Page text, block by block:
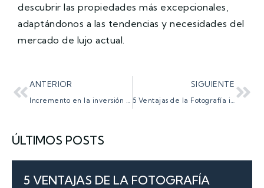
descubrir las propiedades más excepcionales,
adaptándonos a las tendencias y necesidades del
mercado de lujo actual.
ANTERIOR SIGUIENTE
ÚLTIMOS POSTS
5 VENTAJAS DE LA FOTOGRAFÍA